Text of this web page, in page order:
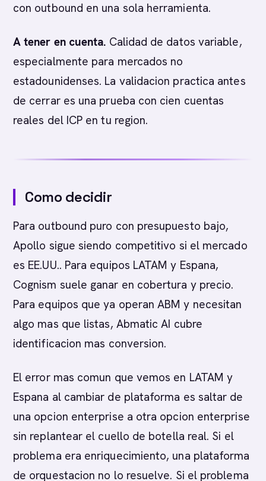
con outbound en una sola herramienta.
A tener en cuenta. Calidad de datos variable,
especialmente para mercados no
estadounidenses. La validacion practica antes
de cerrar es una prueba con cien cuentas
reales del ICP en tu region.
Como decidir
Para outbound puro con presupuesto bajo,
Apollo sigue siendo competitivo si el mercado
es EE.UU.. Para equipos LATAM y Espana,
Cognism suele ganar en cobertura y precio.
Para equipos que ya operan ABM y necesitan
algo mas que listas, Abmatic AI cubre
identificacion mas conversion.
El error mas comun que vemos en LATAM y
Espana al cambiar de plataforma es saltar de
una opcion enterprise a otra opcion enterprise
sin replantear el cuello de botella real. Si el
problema era enriquecimiento, una plataforma
de orquestacion no lo resuelve. Si el problema